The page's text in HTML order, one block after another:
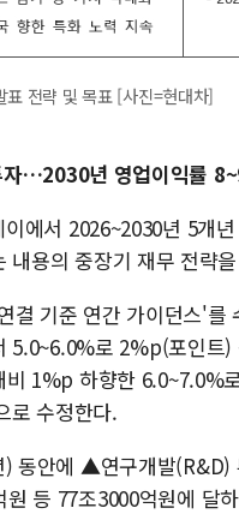
전략 및 목표 [사진=현대차]
…2030년 영업이익률
에서 2026~2030년 5개
용의 중장기 재무 전략
결 기준 연간 가이던스'
5.0~6.0%로 2%p(포인트
1%p 하향한 6.0~7.0%
로 수정한다.
) 동안에 ▲연구개발
등 77조3000억원에 달